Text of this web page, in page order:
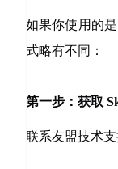
如果你使用的
式略有不同：
第一步：获取
联系友盟技术